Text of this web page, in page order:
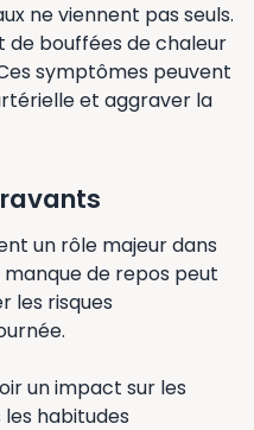
ne viennent pas seuls.
de bouffées de chaleur
symptômes peuvent
et aggraver la
un rôle majeur dans
manque de repos peut
les risques
un impact sur les
habitudes